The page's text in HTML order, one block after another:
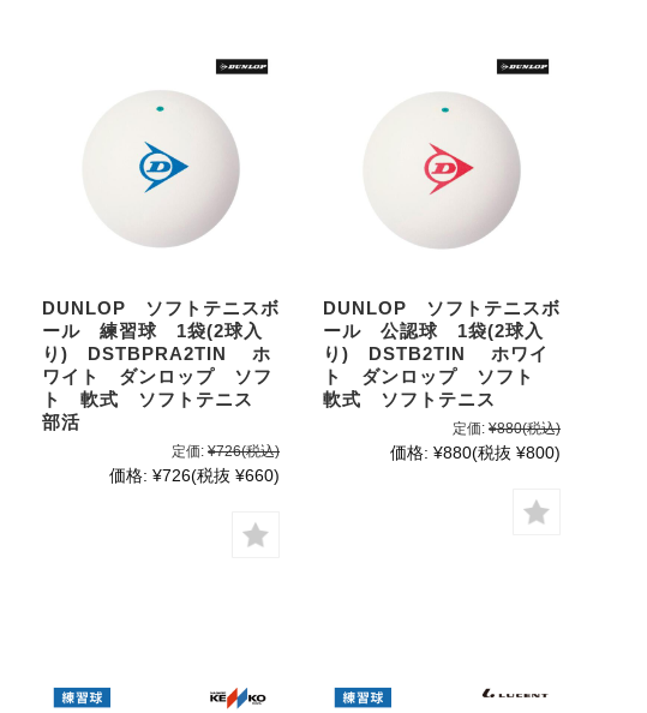
DUNLOP ソフトテニスボ
ール 練習球 1袋(2球入
り) DSTBPRA2TIN ホ
ワイト ダンロップ ソフ
ト 軟式 ソフトテニス
部活
定価: ¥726(税込)
価格: ¥726(税抜 ¥660)
DUNLOP ソフトテニスボ
ール 公認球 1袋(2球入
り) DSTB2TIN ホワイ
ト ダンロップ ソフト
軟式 ソフトテニス
定価: ¥880(税込)
価格: ¥880(税抜 ¥800)